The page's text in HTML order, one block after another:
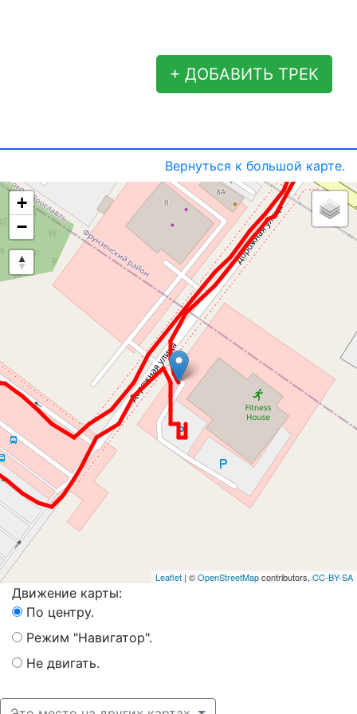
+ ДОБАВИТЬ ТРЕК
Вернуться к большой карте.
+
−
Leaflet | ©OpenStreetMapcontributors, CC-BY-SA
Движение карты:
По центру.
Режим "Навигатор".
Не двигать.